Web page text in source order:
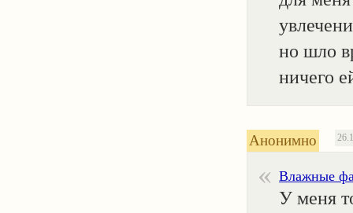
но шло
ничего
Анонимно
Влажные
У меня